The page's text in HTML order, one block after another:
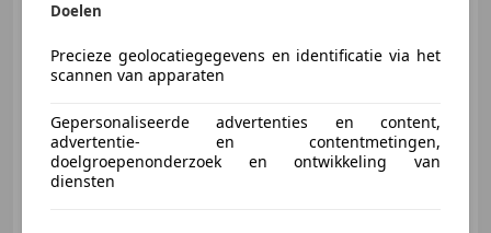
Doelen
Precieze geolocatiegegevens en identificatie via het
scannen van apparaten
Gepersonaliseerde advertenties en content,
advertentie- en contentmetingen,
doelgroepenonderzoek en ontwikkeling van
diensten